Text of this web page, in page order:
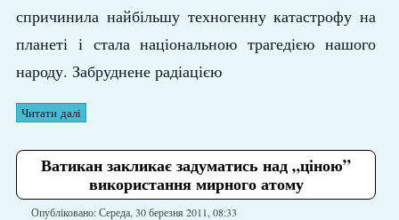
спричинила найбільшу техногенну катастрофу на
планеті і стала національною трагедією нашого
народу. Забруднене радіацією
Читати далі
Ватикан закликає задуматись над „ціною”
використання мирного атому
Опубліковано: Середа, 30 березня 2011, 08:33